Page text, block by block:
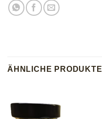
ÄHNLICHE PRODUKTE